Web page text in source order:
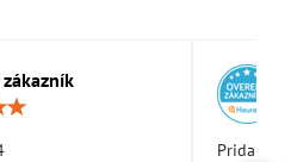
Pridané